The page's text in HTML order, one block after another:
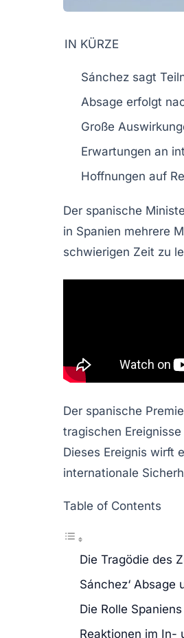
IN KÜRZE
Sánchez sagt
Absage erfolgt
Große
Erwartungen an
Hoffnungen auf
Der spanische
in Spanien mehrere
schwierigen Zeit zu
Der spanische
tragischen
Dieses Ereignis wirft
internationale
Table of Contents
Die Tragödie des
Sánchez‘ Absage
Die Rolle
Reaktionen im In-